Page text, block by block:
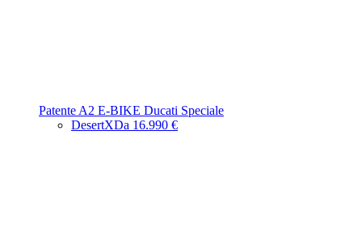
Patente A2 E-BIKE Ducati Speciale
DesertXDa 16.990 €